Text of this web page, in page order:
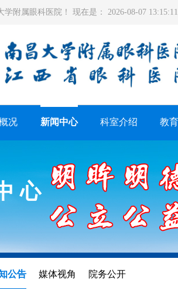
学附属眼科医院！ 现在是： 2026-08-07
况 新闻中心 科室介绍 教
心
公告 媒体视角 院务公开